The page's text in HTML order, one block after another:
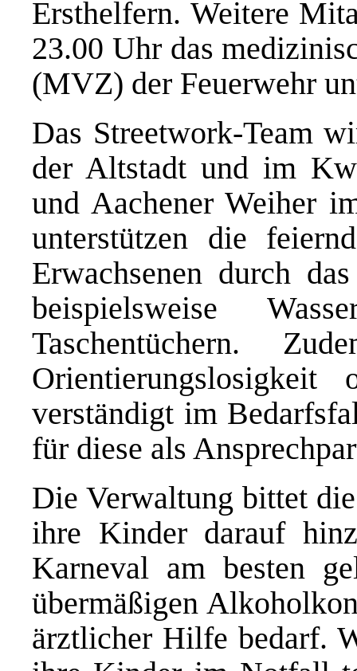
Ersthelfern. Weitere
23.00 Uhr das
(MVZ) der Feuerwehr
Das Streetwork-Team
der Altstadt und im
und Aachener Weiher
unterstützen die
Erwachsenen durch
beispielsweise
Taschentüchern.
verständigt im
für diese als
Die Verwaltung bittet
ihre Kinder darauf
Karneval am besten
übermäßigen
ärztlicher Hilfe bedarf.